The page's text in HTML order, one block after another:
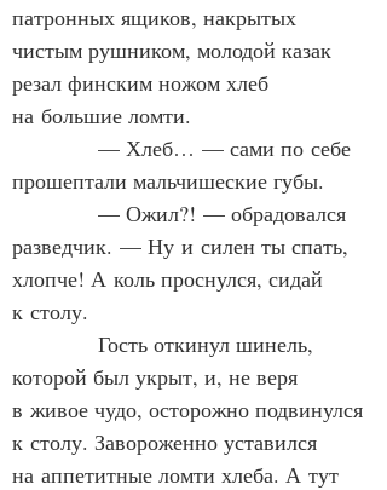
патронных ящиков, накрытых
чистым рушником, молодой казак
резал финским ножом хлеб
на большие ломти.
— Хлеб… — сами по себе
прошептали мальчишеские губы.
— Ожил?! — обрадовался
разведчик. — Ну и силен ты спать,
хлопче! А коль проснулся, сидай
к столу.
Гость откинул шинель,
которой был укрыт, и, не веря
в живое чудо, осторожно подвинулся
к столу. Завороженно уставился
на аппетитные ломти хлеба. А тут